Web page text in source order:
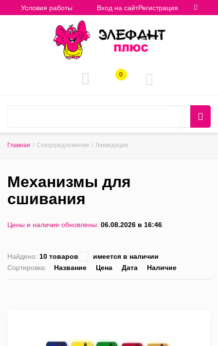
Условия работы Вход на сайтРегистрация
0
Главная / Спецпредложения / Ликвидация
Механизмы для
сшивания
Цены и наличие обновлены: 06.08.2026 в 16:46.
Найдено: 10 товаров
имеется в наличии
Сортировка:
Название Цена Дата Наличие